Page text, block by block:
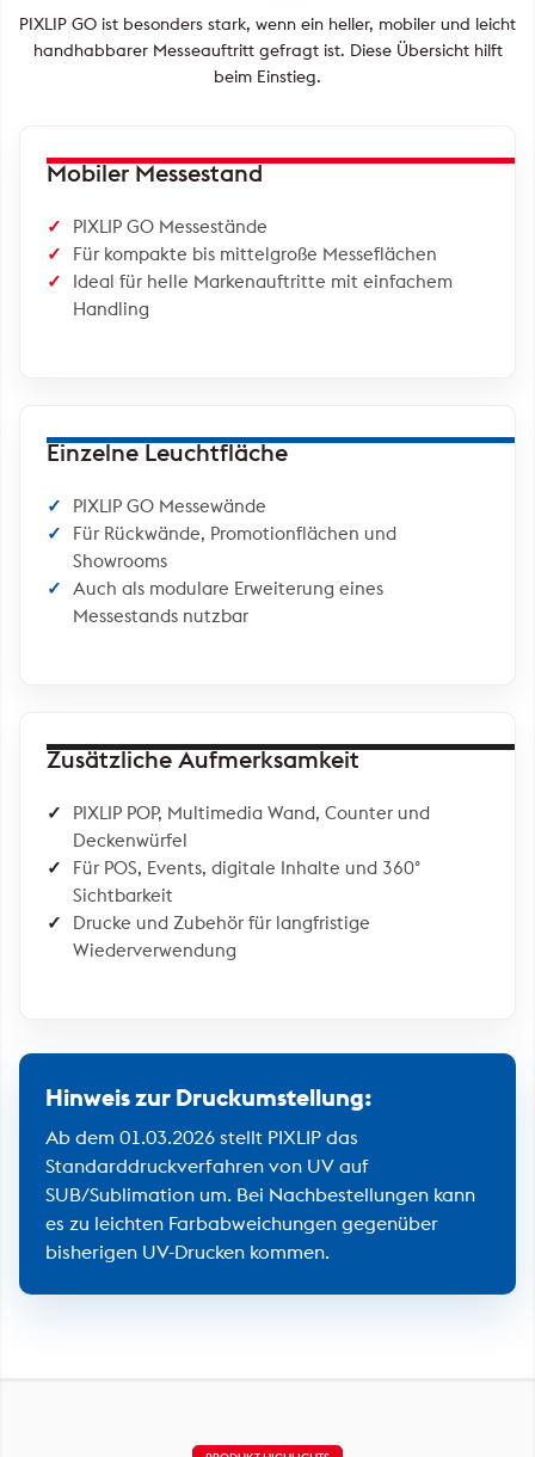
PIXLIP GO ist besonders stark, wenn ein heller, mobiler und leicht
handhabbarer Messeauftritt gefragt ist. Diese Übersicht hilft
beim Einstieg.
Mobiler Messestand
PIXLIP GO Messestände
Für kompakte bis mittelgroße Messeflächen
Ideal für helle Markenauftritte mit einfachem
Handling
Einzelne Leuchtfläche
PIXLIP GO Messewände
Für Rückwände, Promotionflächen und
Showrooms
Auch als modulare Erweiterung eines
Messestands nutzbar
Zusätzliche Aufmerksamkeit
PIXLIP POP, Multimedia Wand, Counter und
Deckenwürfel
Für POS, Events, digitale Inhalte und 360°
Sichtbarkeit
Drucke und Zubehör für langfristige
Wiederverwendung
Hinweis zur Druckumstellung:
Ab dem 01.03.2026 stellt PIXLIP das
Standarddruckverfahren von UV auf
SUB/Sublimation um. Bei Nachbestellungen kann
es zu leichten Farbabweichungen gegenüber
bisherigen UV-Drucken kommen.